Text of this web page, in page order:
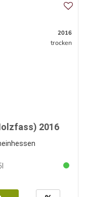
2016
trocken
2016